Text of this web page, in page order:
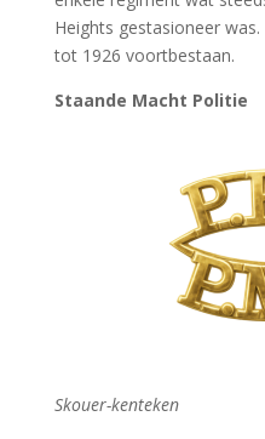
Heights gestasioneer
tot 1926 voortbestaan.
Staande Macht Politie
Skouer-kenteken